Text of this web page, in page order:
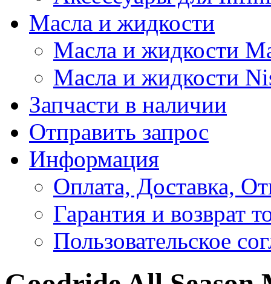
Масла и жидкости
Масла и жидкости
Масла и жидкости
Запчасти в наличии
Отправить запрос
Информация
Оплата, Доставка,
Гарантия и возврат
Пользовательское